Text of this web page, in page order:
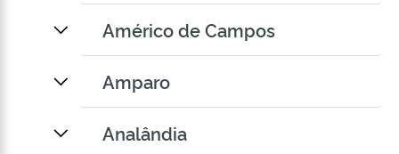
Américo de Campos
Amparo
Analândia